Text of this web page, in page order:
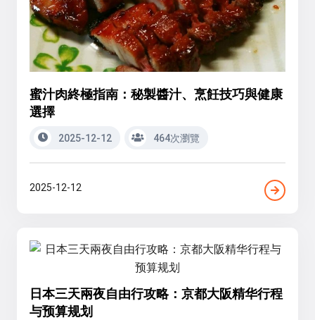
蜜汁肉終極指南：秘製醬汁、烹飪技巧與健康
選擇
2025-12-12 464次瀏覽
2025-12-12
日本三天兩夜自由行攻略：京都大阪精华行程
与预算规划